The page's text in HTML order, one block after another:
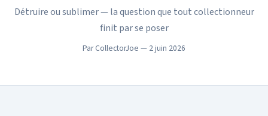
Détruire ou sublimer — la question que tout collectionneur
finit par se poser
Par CollectorJoe — 2 juin 2026